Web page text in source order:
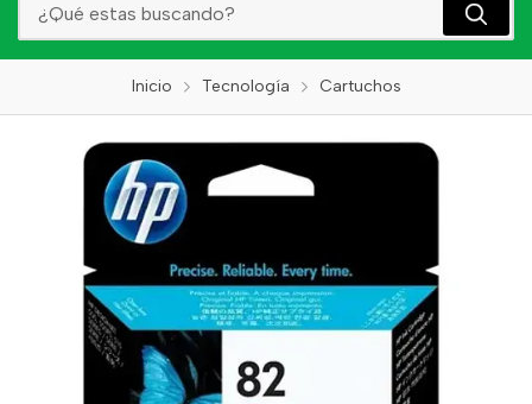
Inicio Tecnología Cartuchos